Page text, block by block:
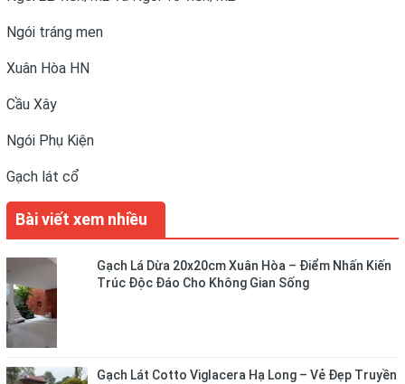
Ngói tráng men
Xuân Hòa HN
Cầu Xây
Ngói Phụ Kiện
Gạch lát cổ
Bài viết xem nhiều
Gạch Lá Dừa 20x20cm Xuân Hòa – Điểm Nhấn Kiến
Trúc Độc Đáo Cho Không Gian Sống
Gạch Lát Cotto Viglacera Hạ Long – Vẻ Đẹp Truyền